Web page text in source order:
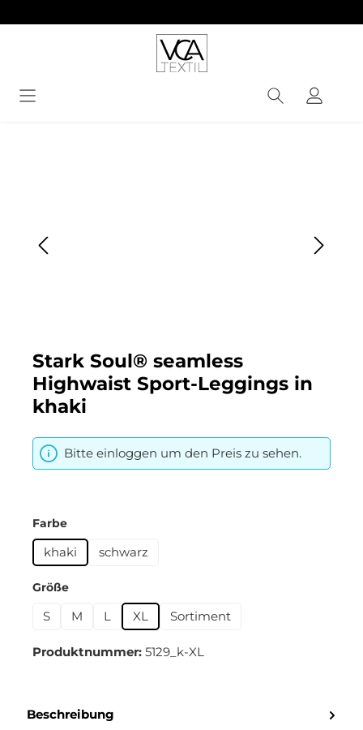
Stark Soul® seamless
Highwaist Sport-Leggings in
khaki
Bitte einloggen um den Preis zu sehen.
Farbeauswählen
khaki schwarz
Größeauswählen
S M L XL Sortiment
Produktnummer: 5129_k-XL
Beschreibung